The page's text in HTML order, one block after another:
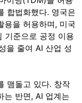
합법화했다. 영국은
용을 허용하며, 미국
기준으로 공정 이용
을 줄여 AI 산업 성
맴돌고 있다. 창작
는 반면, AI 업계는